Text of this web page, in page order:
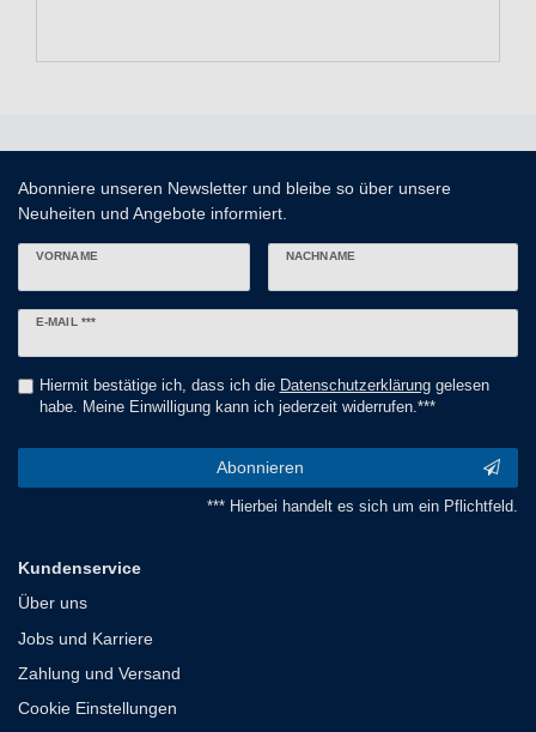
Abonniere unseren Newsletter und bleibe so über unsere
Neuheiten und Angebote informiert.
VORNAME NACHNAME
E-MAIL ***
Newsletter
Hiermit bestätige ich, dass ich die Daten­schutz­erklärunggelesen
habe. Meine Einwilligung kann ich jederzeit widerrufen.***
Abonnieren
*** Hierbei handelt es sich um ein Pflichtfeld.
Kundenservice
Über uns
Jobs und Karriere
Zahlung und Versand
Cookie Einstellungen